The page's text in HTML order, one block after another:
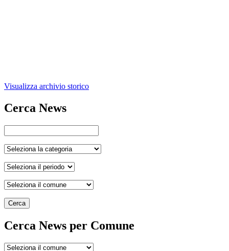
Visualizza archivio storico
Cerca News
Cerca
Cerca News per Comune